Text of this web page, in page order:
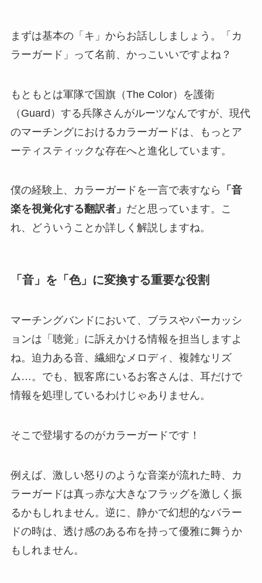
まずは基本の「キ」からお話ししましょう。「カ
ラーガード」って名前、かっこいいですよね？
もともとは軍隊で国旗（The Color）を護衛
（Guard）する兵隊さんがルーツなんですが、現代
のマーチングにおけるカラーガードは、もっとア
ーティスティックな存在へと進化しています。
僕の経験上、カラーガードを一言で表すなら
「音
楽を視覚化する翻訳者」 だと思っています。こ
れ、どういうことか詳しく解説しますね。
「音」を「色」に変換する重要な役割
マーチングバンドにおいて、ブラスやパーカッシ
ョンは「聴覚」に訴えかける情報を担当しますよ
ね。迫力ある音、繊細なメロディ、複雑なリズ
ム…。でも、観客席にいるお客さんは、耳だけで
情報を処理しているわけじゃありません。
そこで登場するのがカラーガードです！
例えば、激しい怒りのような音楽が流れた時、カ
ラーガードは真っ赤な大きなフラッグを激しく振
るかもしれません。逆に、静かで幻想的なバラー
ドの時は、透け感のある布を持って優雅に舞うか
もしれません。